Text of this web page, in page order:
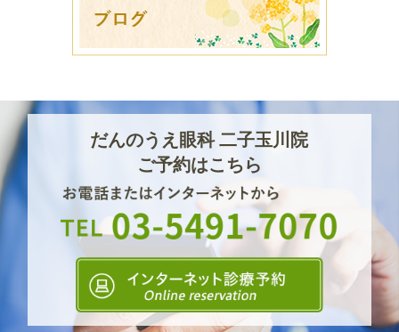
だんのうえ眼科 二子玉川院
ご予約はこちら